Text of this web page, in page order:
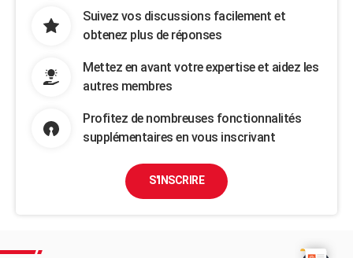
Suivez vos discussions facilement et
obtenez plus de réponses
Mettez en avant votre expertise et aidez les
autres membres
Profitez de nombreuses fonctionnalités
supplémentaires en vous inscrivant
S'INSCRIRE